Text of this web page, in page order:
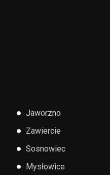
● Jaworzno
● Zawiercie
● Sosnowiec
● Mysłowice